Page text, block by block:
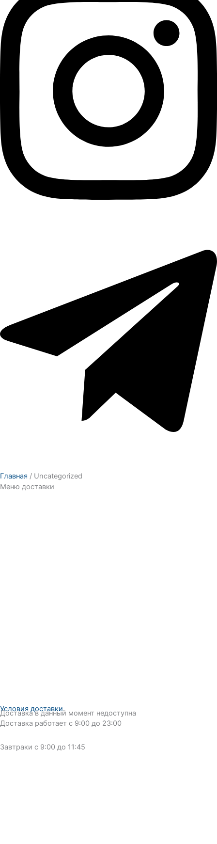
Главная / Uncategorized
Меню доставки
Условия доставки
Доставка в данный момент недоступна
Доставка работает с 9:00 до 23:00
Завтраки с 9:00 до 11:45